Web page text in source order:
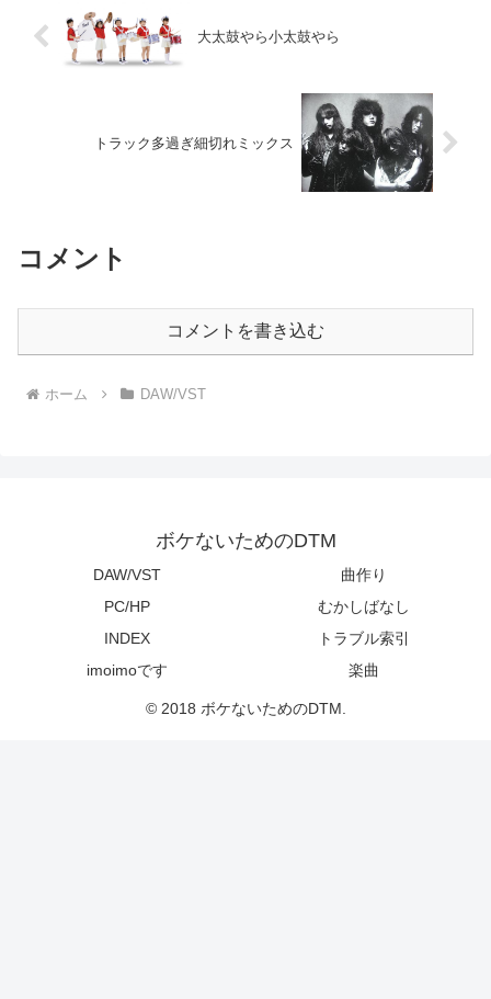
大太鼓やら小太鼓やら
トラック多過ぎ細切れミックス
コメント
コメントを書き込む
ホーム DAW/VST
ボケないためのDTM
DAW/VST
曲作り
PC/HP
むかしばなし
INDEX
トラブル索引
imoimoです
楽曲
© 2018 ボケないためのDTM.